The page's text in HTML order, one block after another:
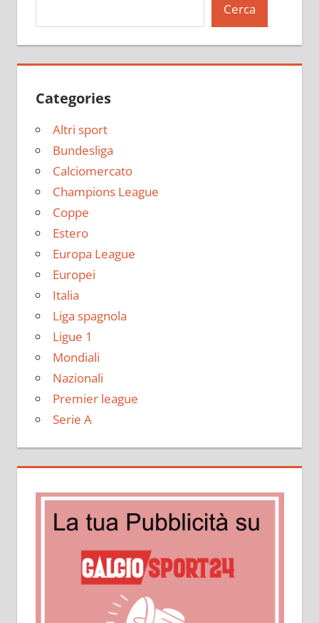
Cerca
Categories
Altri sport
Bundesliga
Calciomercato
Champions League
Coppe
Estero
Europa League
Europei
Italia
Liga spagnola
Ligue 1
Mondiali
Nazionali
Premier league
Serie A